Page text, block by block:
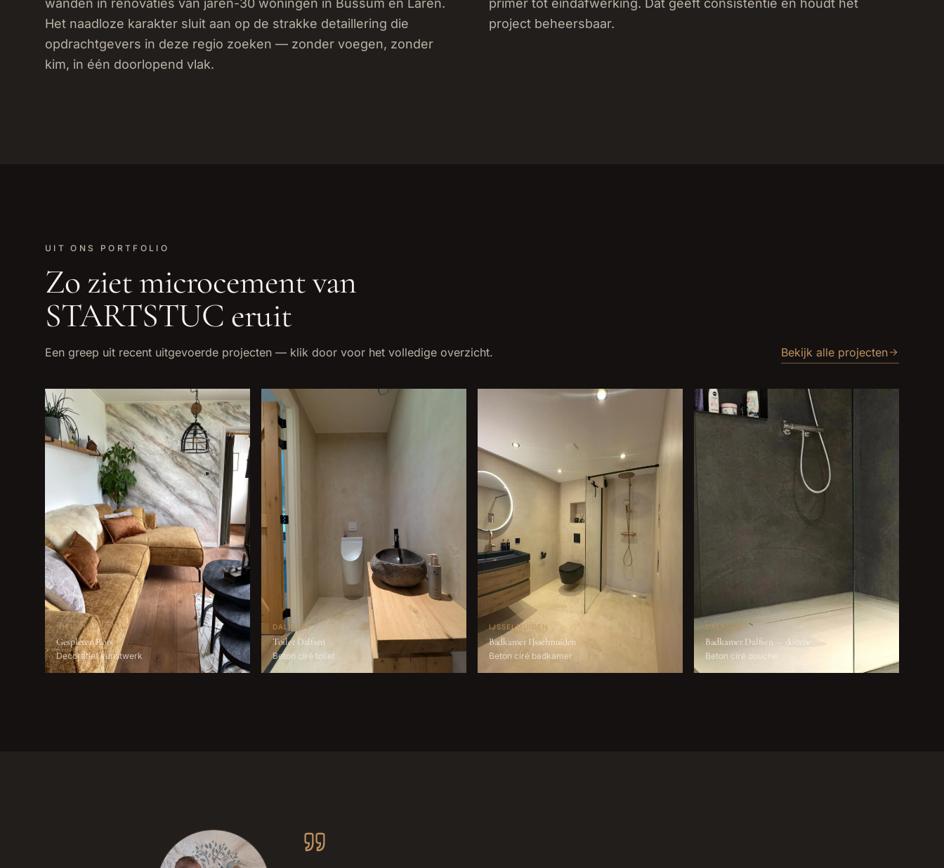
wanden in renovaties van jaren-30 woningen in Bussum en Laren.
Het naadloze karakter sluit aan op de strakke detaillering die
opdrachtgevers in deze regio zoeken — zonder voegen, zonder
kim, in één doorlopend vlak.
primer tot eindafwerking. Dat geeft consistentie en houdt het
project beheersbaar.
UIT ONS PORTFOLIO
Zo zietmicrocementvan
STARTSTUC eruit
Een greep uit recent uitgevoerde projecten — klik door voor het volledige overzicht. Bekijk alle projecten
NIEUWLEUSEN
Gespleten Rots
Decoratief kunstwerk
DALFSEN
Toilet Dalfsen
Beton ciré toilet
IJSSELMUIDEN
Badkamer IJsselmuiden
Beton ciré badkamer
DALFSEN
Badkamer Dalfsen — douche
Beton ciré douche